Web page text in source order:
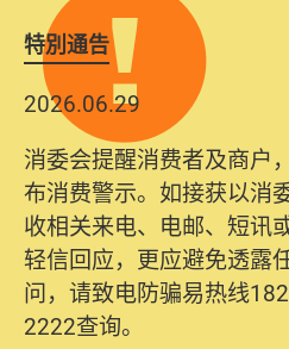
特別通告
2026.06.29
消委会提醒消费者及商户
布消费警示。如接获以消
收相关来电、电邮、短讯
轻信回应，更应避免透露
问，请致电防骗易热线
2222查询。
2025.10.31
为提升使用者体验及网络
系统已经进行升级及推出
10日起，消费者需要提供
名、电邮及电话）注册帐
询及建议。所有提交纪录
方便日后作出跟进。